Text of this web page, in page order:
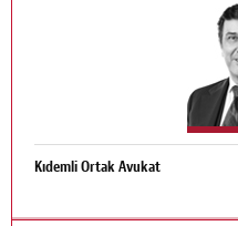
Kıdemli Ortak Avukat